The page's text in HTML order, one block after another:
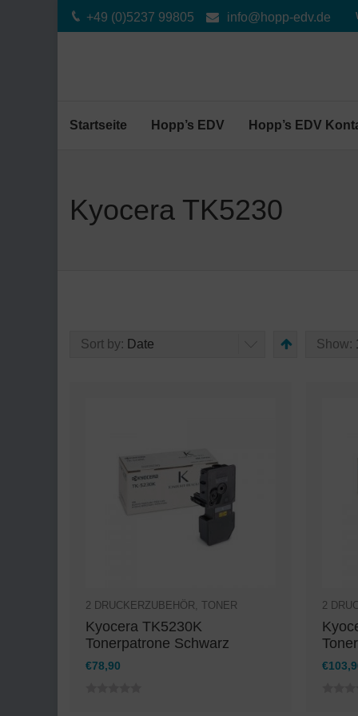
+49 (0)5237 99805 info@hopp-edv.de
Startseite Hopp’s EDV Hopp’s EDV
Kyocera TK5230
Sort by: Date Show:
2 DRUCKERZUBEHÖR, TONER
Kyocera TK5230K
Tonerpatrone Schwarz
€78,90
2
€